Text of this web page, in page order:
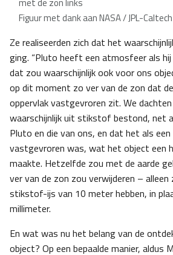
met de zon links
Figuur met dank aan NASA / JPL-Caltech
Ze realiseerden zich dat het
ging. “Pluto heeft een atmosfeer als
dat zou waarschijnlijk ook voor ons
op dit moment zo ver van de zon dat
oppervlak vastgevroren zit. We
waarschijnlijk uit stikstof bestond, net
Pluto en die van ons, en dat het als een
vastgevroren was, wat het object een
maakte. Hetzelfde zou met de aarde
ver van de zon zou verwijderen – alleen
stikstof-ijs van 10 meter hebben, in
millimeter.
En wat was nu het belang van de
object? Op een bepaalde manier, aldus